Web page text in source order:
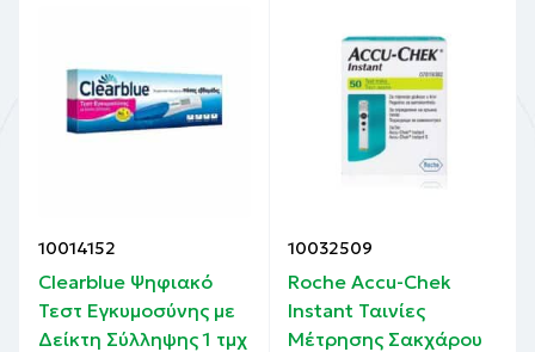
10014152
Clearblue Ψηφιακό
Τεστ Εγκυμοσύνης με
Δείκτη Σύλληψης 1 τμχ
10032509
Roche Accu-Chek
Instant Ταινίες
Μέτρησης Σακχάρου